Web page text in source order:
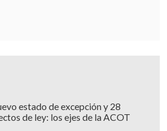
estado de excepción y 28
de ley: los ejes de la ACOT